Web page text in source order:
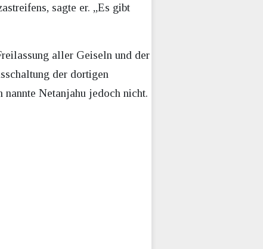
sagte er. „Es gibt
aller Geiseln und der
der dortigen
nannte Netanjahu jedoch nicht.